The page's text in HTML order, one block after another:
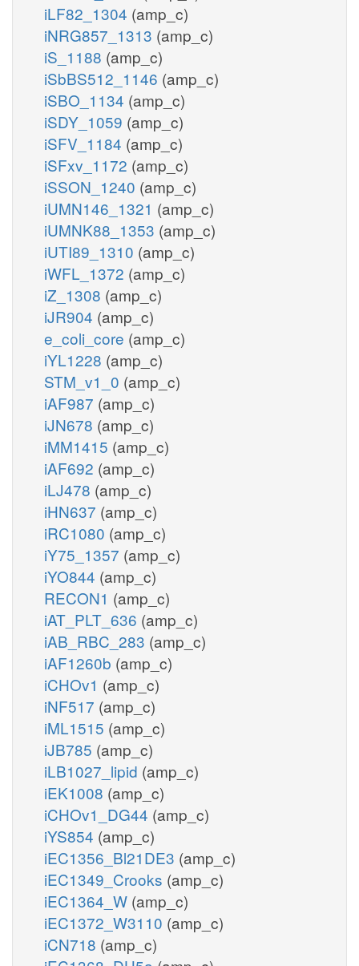
iLF82_1304 (amp_c)
iNRG857_1313 (amp_c)
iS_1188 (amp_c)
iSbBS512_1146 (amp_c)
iSBO_1134 (amp_c)
iSDY_1059 (amp_c)
iSFV_1184 (amp_c)
iSFxv_1172 (amp_c)
iSSON_1240 (amp_c)
iUMN146_1321 (amp_c)
iUMNK88_1353 (amp_c)
iUTI89_1310 (amp_c)
iWFL_1372 (amp_c)
iZ_1308 (amp_c)
iJR904 (amp_c)
e_coli_core (amp_c)
iYL1228 (amp_c)
STM_v1_0 (amp_c)
iAF987 (amp_c)
iJN678 (amp_c)
iMM1415 (amp_c)
iAF692 (amp_c)
iLJ478 (amp_c)
iHN637 (amp_c)
iRC1080 (amp_c)
iY75_1357 (amp_c)
iYO844 (amp_c)
RECON1 (amp_c)
iAT_PLT_636 (amp_c)
iAB_RBC_283 (amp_c)
iAF1260b (amp_c)
iCHOv1 (amp_c)
iNF517 (amp_c)
iML1515 (amp_c)
iJB785 (amp_c)
iLB1027_lipid (amp_c)
iEK1008 (amp_c)
iCHOv1_DG44 (amp_c)
iYS854 (amp_c)
iEC1356_Bl21DE3 (amp_c)
iEC1349_Crooks (amp_c)
iEC1364_W (amp_c)
iEC1372_W3110 (amp_c)
iCN718 (amp_c)